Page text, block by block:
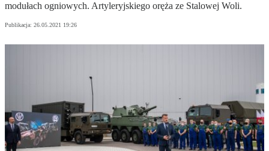
modułach ogniowych. Artyleryjskiego oręża ze Stalowej Woli.
Publikacja: 26.05.2021 19:26